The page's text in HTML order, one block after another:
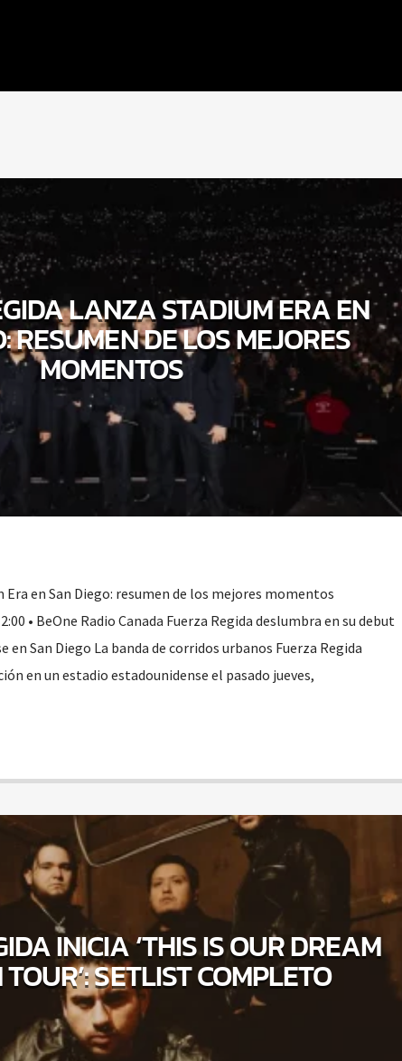
LANZA STADIUM ERA EN
RESUMEN DE LOS MEJORES
MOMENTOS
Era en San Diego: resumen de los mejores momentos
• BeOne Radio Canada Fuerza Regida deslumbra en su debut
en San Diego La banda de corridos urbanos Fuerza Regida
en un estadio estadounidense el pasado jueves,
INICIA ‘THIS IS OUR DREAM
SETLIST COMPLETO